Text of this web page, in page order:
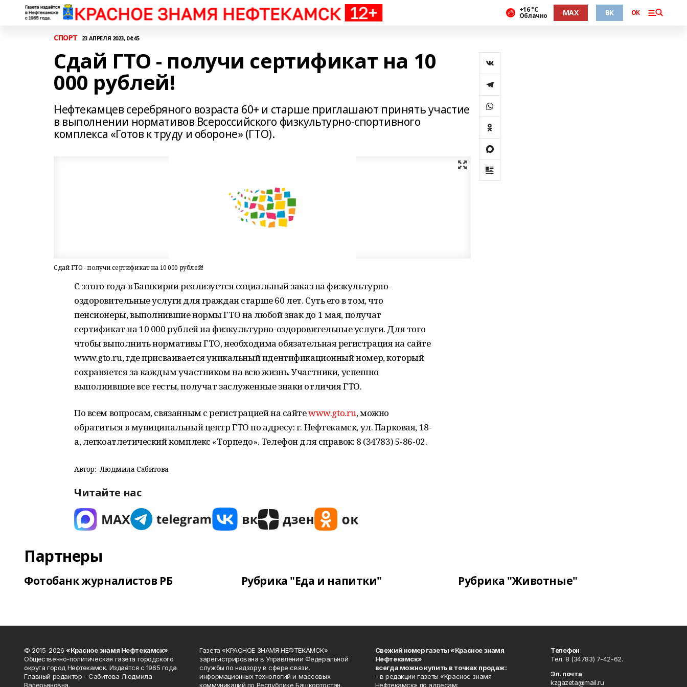
+16 °С
Облачно MAX ВК ОК
СПОРТ 23 АПРЕЛЯ 2023, 04:45
Сдай ГТО - получи сертификат на 10
000 рублей!
Нефтекамцев серебряного возраста 60+ и старше приглашают принять участие
в выполнении нормативов Всероссийского физкультурно-спортивного
комплекса «Готов к труду и обороне» (ГТО).
Сдай ГТО - получи сертификат на 10 000 рублей!
С этого года в Башкирии реализуется социальный заказ на физкультурно-
оздоровительные услуги для граждан старше 60 лет. Суть его в том, что
пенсионеры, выполнившие нормы ГТО на любой знак до 1 мая, получат
сертификат на 10 000 рублей на физкультурно-оздоровительные услуги. Для того
чтобы выполнить нормативы ГТО, необходима обязательная регистрация на сайте
www.gto.ru, где присваивается уникальный идентификационный номер, который
сохраняется за каждым участником на всю жизнь. Участники, успешно
выполнившие все тесты, получат заслуженные знаки отличия ГТО.
По всем вопросам, связанным с регистрацией на сайтеwww.gto.ru, можно
обратиться в муниципальный центр ГТО по адресу: г. Нефтекамск, ул. Парковая, 18-
а, легкоатлетический комплекс «Торпедо». Телефон для справок: 8 (34783) 5-86-02.
Автор: Людмила Сабитова
Читайте нас
Партнеры
Фотобанк журналистов РБ Рубрика "Еда и напитки" Рубрика "Животные"
© 2015-2026 «Красное знамя Нефтекамск».
Общественно-политическая газета городского
округа город Нефтекамск. Издаётся с 1965 года.
Главный редактор - Сабитова Людмила
Валерьяновна.
Газета «КРАСНОЕ ЗНАМЯ НЕФТЕКАМСК»
зарегистрирована в Управлении Федеральной
службы по надзору в сфере связи,
информационных технологий и массовых
коммуникаций по Республике Башкортостан.
Свежий номер газеты «Красное знамя
Нефтекамск»
всегда можно купить в точках продаж:
- в редакции газеты «Красное знамя
Нефтекамск» по адресам:
Телефон
Тел. 8 (34783) 7-42-62.
Эл. почта
kzgazeta@mail.ru